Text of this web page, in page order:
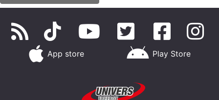
App store Play Store